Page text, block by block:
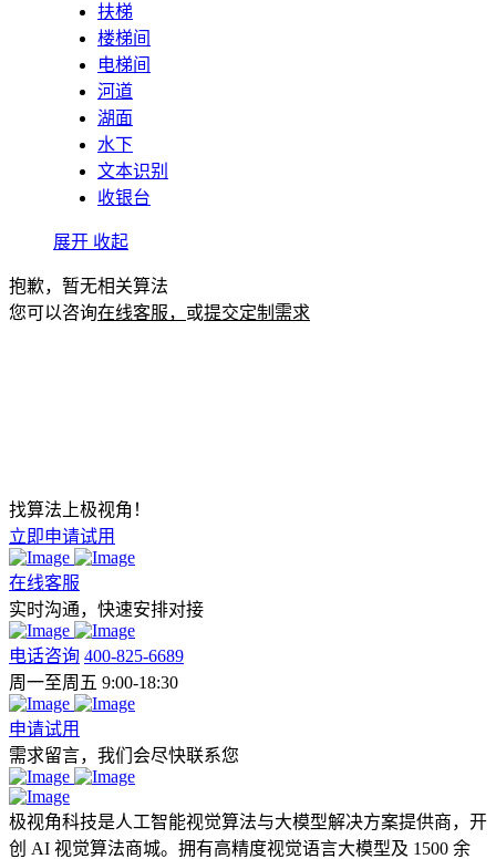
扶梯
楼梯间
电梯间
河道
湖面
水下
文本识别
收银台
展开 收起
抱歉，暂无相关算法
您可以咨询在线客服， 或提交定制需求
找算法上极视角！
立即申请试用
在线客服
实时沟通，快速安排对接
电话咨询 400-825-6689
周一至周五 9:00-18:30
申请试用
需求留言，我们会尽快联系您
极视角科技是人工智能视觉算法与大模型解决方案提供商，开
创 AI 视觉算法商城。拥有高精度视觉语言大模型及 1500 余